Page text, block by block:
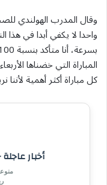
وقال المدرب الهولندي
واحدا لا يكفي أبدا في هذا
المباراة التي خضناها
⁠كل مباراة أكثر أهمية لأننا
أخبار